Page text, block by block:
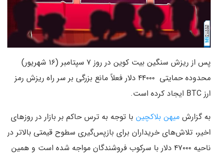
پس از ریزش سنگین بیت کوین در روز ۷ سپتامبر (۱۶ شهریور)
محدوده حمایتی ۴۴۰۰۰ دلار فعلاً مانع بزرگی بر سر راه ریزش رمز
ارز BTC ایجاد کرده است.
به گزارش میهن بلاکچین با توجه به ترس حاکم بر بازار در روزهای
اخیر، تلاش‌های خریداران برای بازپس‌گیری سطوح قیمتی بالاتر در
ناحیه ۴۷۰۰۰ دلار با سرکوب فروشندگان مواجه شده است و همین